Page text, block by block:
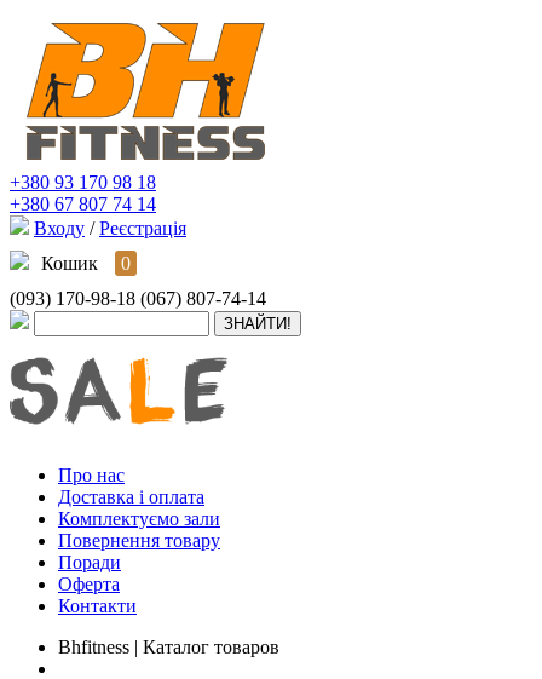
+380 93 170 98 18
+380 67 807 74 14
Входу / Реєстрація
Кошик
0
(093) 170-98-18 (067) 807-74-14
Про нас
Доставка і оплата
Комплектуємо зали
Повернення товару
Поради
Оферта
Контакти
Bhfitness | Каталог товаров